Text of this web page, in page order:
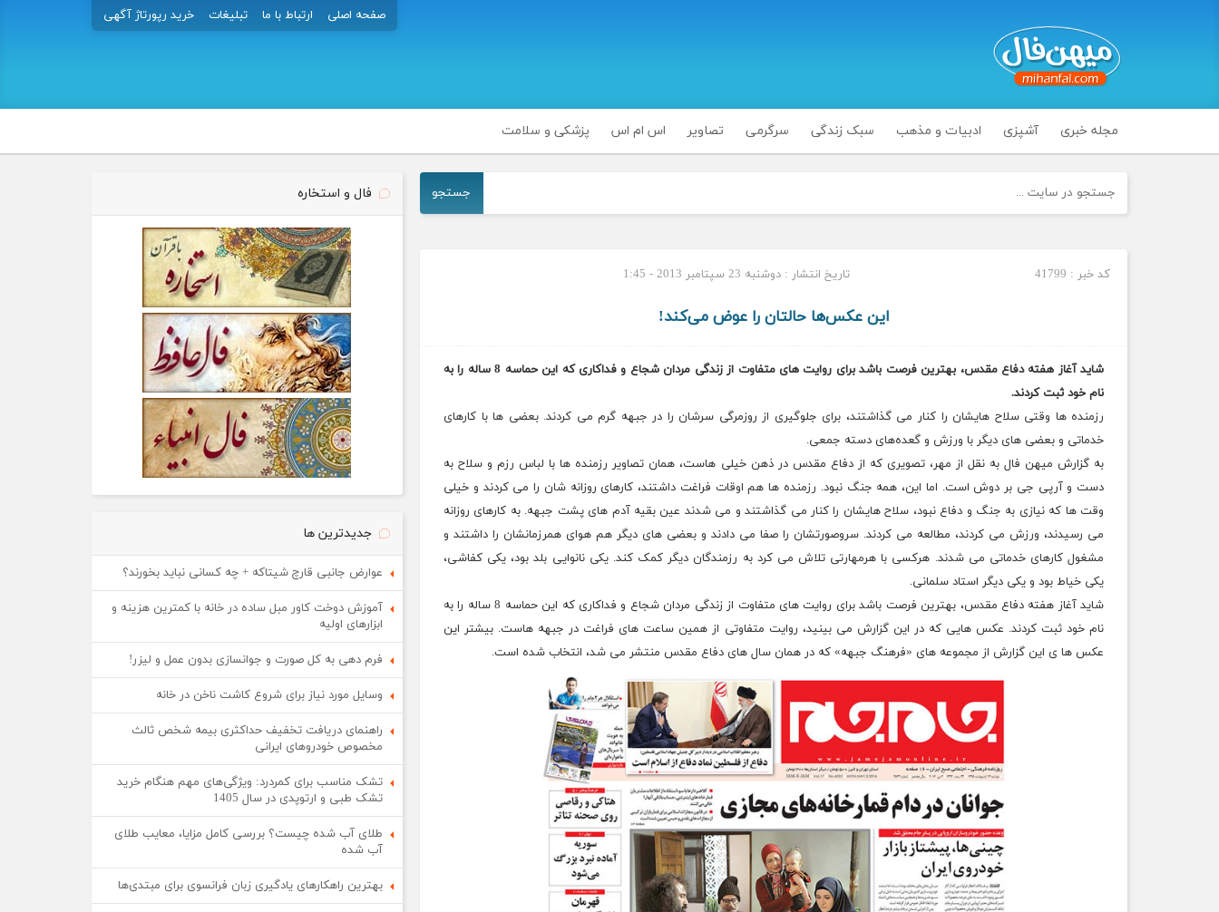
صفحه اصلی ارتباط با ما تبلیغات خرید رپورتاژ آگهی
مجله خبری آشپزی ادبیات و مذهب سبک زندگی سرگرمی تصاویر اس ام اس پزشکی و سلامت
جستجو
کد خبر : 41799 تاریخ انتشار : دوشنبه 23 سپتامبر 2013 - 1:45
این عکس‌ها حالتان را عوض می‌کند!
شاید آغاز هفته دفاع مقدس، بهترین فرصت باشد برای روایت های متفاوت از زندگی مردان شجاع و فداکاری که این حماسه 8 ساله را به
نام خود ثبت کردند.
رزمنده ها وقتی سلاح هایشان را کنار می گذاشتند، برای جلوگیری از روزمرگی سرشان را در جبهه گرم می کردند. بعضی ها با کارهای
خدماتی و بعضی های دیگر با ورزش و گعده‌های دسته جمعی.
به گزارش میهن فال به نقل از مهر، تصویری که از دفاع مقدس در ذهن خیلی هاست، همان تصاویر رزمنده ها با لباس رزم و سلاح به
دست و آرپی جی بر دوش است. اما این، همه جنگ نبود. رزمنده ها هم اوقات فراغت داشتند، کارهای روزانه شان را می کردند و خیلی
وقت ها که نیازی به جنگ و دفاع نبود، سلاح هایشان را کنار می گذاشتند و می شدند عین بقیه آدم های پشت جبهه. به کارهای روزانه
می رسیدند، ورزش می کردند، مطالعه می کردند. سروصورتشان را صفا می دادند و بعضی های دیگر هم هوای همرزمانشان را داشتند و
مشغول کارهای خدماتی می شدند. هرکسی با هرمهارتی تلاش می کرد به رزمندگان دیگر کمک کند. یکی نانوایی بلد بود، یکی کفاشی،
یکی خیاط بود و یکی دیگر استاد سلمانی.
شاید آغاز هفته دفاع مقدس، بهترین فرصت باشد برای روایت های متفاوت از زندگی مردان شجاع و فداکاری که این حماسه 8 ساله را به
نام خود ثبت کردند. عکس هایی که در این گزارش می بینید، روایت متفاوتی از همین ساعت های فراغت در جبهه هاست. بیشتر این
عکس ها ی این گزارش از مجموعه های «فرهنگ جبهه» که در همان سال های دفاع مقدس منتشر می شد، انتخاب شده است.
فال و استخاره
جدیدترین ها
عوارض جانبی قارچ شیتاکه + چه کسانی نباید بخورند؟
آموزش دوخت کاور مبل ساده در خانه با کمترین هزینه و
ابزارهای اولیه
فرم دهی به کل صورت و جوانسازی بدون عمل و لیزر!
وسایل مورد نیاز برای شروع کاشت ناخن در خانه
راهنمای دریافت تخفیف حداکثری بیمه شخص ثالث
مخصوص خودروهای ایرانی
تشک مناسب برای کمردرد: ویژگی‌های مهم هنگام خرید
تشک طبی و ارتوپدی در سال 1405
طلای آب شده چیست؟ بررسی کامل مزایا، معایب طلای
آب شده
بهترین راهکارهای یادگیری زبان فرانسوی برای مبتدی‌ها